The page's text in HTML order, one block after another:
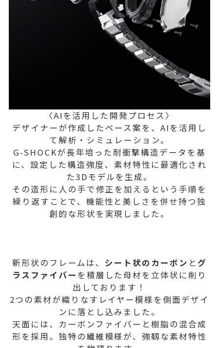
〈AIを活用した開発プロセス〉
デザイナーが作成したベース案を、AIを活用し
て解析・シミュレーション。
G-SHOCKが長年培った耐衝撃構造データを基
に、設定した構造強度、素材特性に最適化され
た3Dモデルを生成。
その造形に人の手で修正を加えるという手順を
繰り返すことで、機能性と美しさを併せ持つ独
創的な形状を実現しました。
新形状のフレームは、 シート状のカーボン と グ
ラスファイバー を積層した母材を立体状に削り
出しております！
2つの素材が織りなすレイヤー模様を側面デザイ
ンに落とし込みました。
天面には、カーボンファイバーと樹脂の混合成
形を採用。独特の繊維模様が、強靱な素材特性